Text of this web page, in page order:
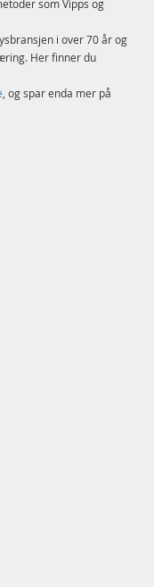
som Vipps og
i over 70 år og
Her finner du
, og spar enda mer på